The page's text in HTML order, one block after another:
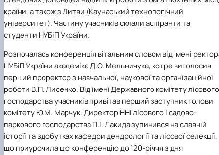
країни, а також з Литви (Каунаський технологічний
університет). Частину учасників склали аспіранти та
студенти НУБіП України.
Розпочалась конференція вітальним словом від імені
НУБіП України академіка Д.О. Мельничука, котре виголосив
перший проректор з навчальної, наукової та організаційної
роботи В.П. Лисенко. Від імені Державного комітету лісового
господарства учасників привітав перший заступник голови
комітету Ю.М. Марчук. Директор ННІ лісового і садово-
паркового господарства П.І. Лакида зупинився на славній
історії та здобутках кафедри дендрології та лісової селекції,
що приурочила цю конференцію до 120-річчя з дня